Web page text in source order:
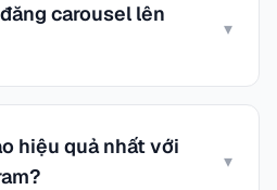
carousel lên
▾
hiệu quả nhất với
▾